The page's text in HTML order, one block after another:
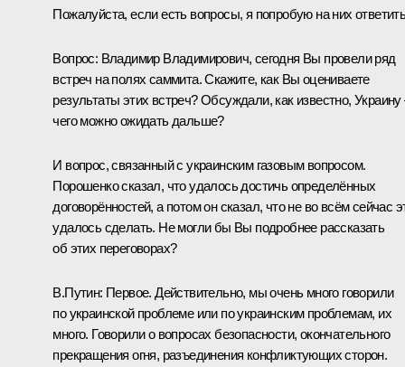
Пожалуйста, если есть вопросы, я попробую на них
Вопрос: Владимир Владимирович, сегодня Вы провели ряд
встреч на полях саммита. Скажите, как Вы оцениваете
результаты этих встреч? Обсуждали, как известно, Украину
чего можно ожидать дальше?
И вопрос, связанный с украинским газовым вопросом.
Порошенко сказал, что удалось достичь определённых
договорённостей, а потом он сказал, что не во всём сейчас
удалось сделать. Не могли бы Вы подробнее рассказать
об этих переговорах?
В.Путин: Первое. Действительно, мы очень много говорили
по украинской проблеме или по украинским проблемам, их
много. Говорили о вопросах безопасности, окончательного
прекращения огня, разъединения конфликтующих сторон.